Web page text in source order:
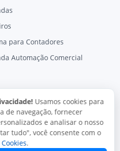
para Contadores
Automação Comercial
Usamos cookies para
de navegação, fornecer
e analisar o nosso
tudo", você consente com o
.